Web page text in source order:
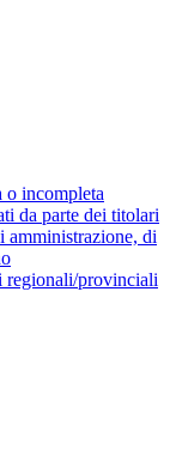
o incompleta
da parte dei titolari
di
regionali/provinciali